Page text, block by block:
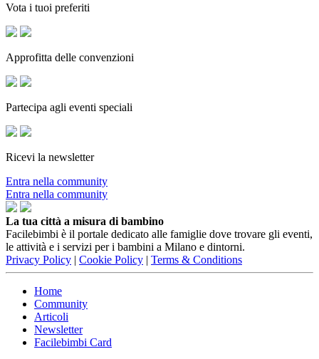
Vota i tuoi preferiti
Approfitta delle convenzioni
Partecipa agli eventi speciali
Ricevi la newsletter
Entra nella community
Entra nella community
La tua città a misura di bambino
Facilebimbi è il portale dedicato alle famiglie dove trovare gli eventi,
le attività e i servizi per i bambini a Milano e dintorni.
Privacy Policy | Cookie Policy | Terms & Conditions
Home
Community
Articoli
Newsletter
Facilebimbi Card